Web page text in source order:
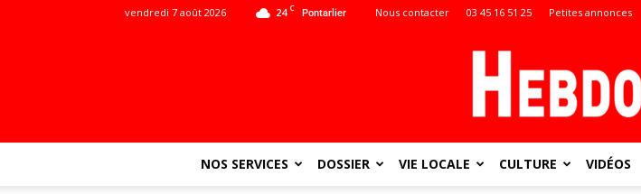
24 C Pontarlier
vendredi 7 août 2026 Nous contacter 03 45 16 51 25 Petites annonces
NOS SERVICES DOSSIER VIE LOCALE CULTURE VIDÉOS